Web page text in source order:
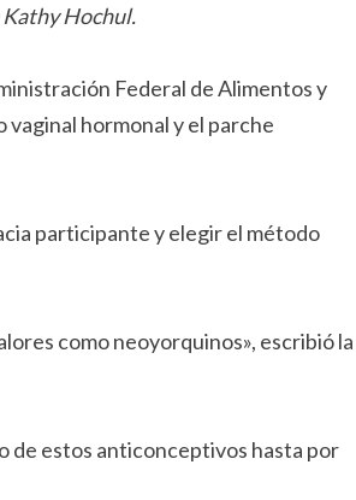
Kathy Hochul.
Federal de Alimentos y
hormonal y el parche
participante y elegir el método
como neoyorquinos», escribió la
de estos anticonceptivos hasta por